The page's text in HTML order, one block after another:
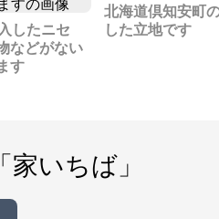
したニセ
などがない
す
北海道倶知安町
した立地です
「家いちば」